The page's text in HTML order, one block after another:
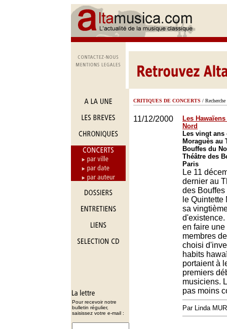
Pour recevoir notre
bulletin régulier,
saisissez votre e-mail :
CRITIQUES DE CONCERTS / Recherche
11/12/2000
Les
Nord
Les vingt ans
Moraguès au
Bouffes du
Théâtre des
Paris
Le 11
dernier au
des Bouffes
le Quintette
sa
en faire
membres
choisi
habits
portaient à
premiers
musiciens.
pas moins
Par Linda